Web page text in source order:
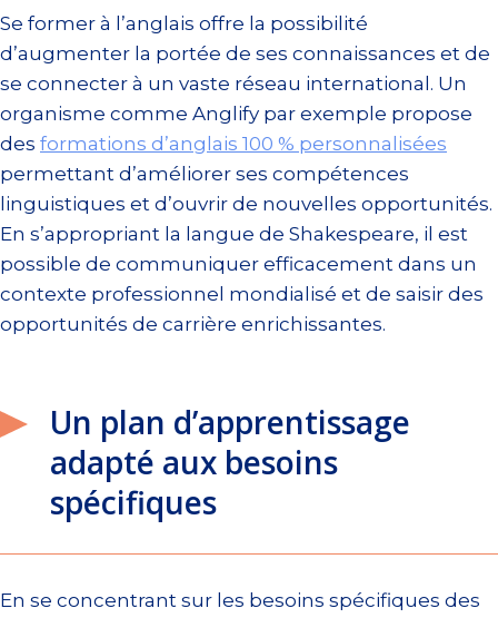
Se former à l’anglais offre la possibilité
d’augmenter la portée de ses connaissances et de
se connecter à un vaste réseau international. Un
organisme comme Anglify par exemple propose
des formations d’anglais 100 % personnalisées
permettant d’améliorer ses compétences
linguistiques et d’ouvrir de nouvelles opportunités.
En s’appropriant la langue de Shakespeare, il est
possible de communiquer efficacement dans un
contexte professionnel mondialisé et de saisir des
opportunités de carrière enrichissantes.
Un plan d’apprentissage
adapté aux besoins
spécifiques
En se concentrant sur les besoins spécifiques des